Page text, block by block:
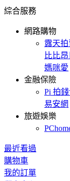
綜合服務
網路購物
露天拍
比比
媽咪愛
金融保險
Pi 拍
易安網
旅遊娛樂
最近看過
購物車
我的訂單